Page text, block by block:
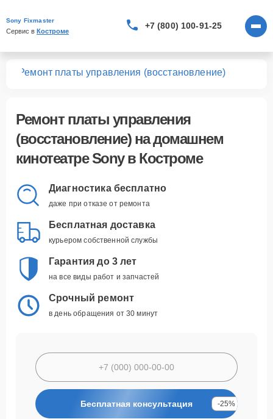
Sony Fixmaster
Сервис в Костроме
+7 (800) 100-91-25
Ремонт платы управления (восстановление)
Ремонт платы управления
(восстановление)на домашнем
кинотеатре Sony в Костроме
Диагностика бесплатно
даже при отказе от ремонта
Бесплатная доставка
курьером собственной службы
Гарантия до 3 лет
на все виды работ и запчастей
Срочный ремонт
в день обращения от 30 минут
Бесплатная консультация -25%